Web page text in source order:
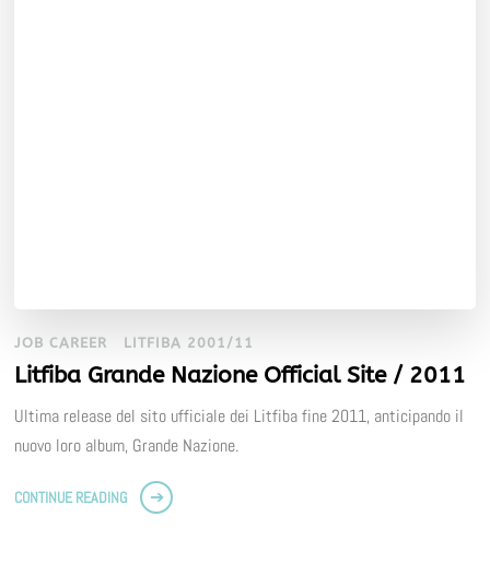
JOB CAREER LITFIBA 2001/11
Litfiba Grande Nazione Official Site / 2011
Ultima release del sito ufficiale dei Litfiba fine 2011, anticipando il
nuovo loro album, Grande Nazione.
CONTINUE READING